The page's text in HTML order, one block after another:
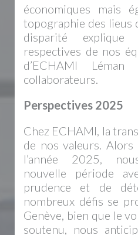
économiques mais
topographie des lieus
disparité
respectives de nos
d’ECHAMI
collaborateurs.
Perspectives 2025
Chez ECHAMI, la
de nos valeurs.
l’année 2025,
nouvelle période
prudence et de
nombreux défis se
Genève, bien que le
soutenu, nous